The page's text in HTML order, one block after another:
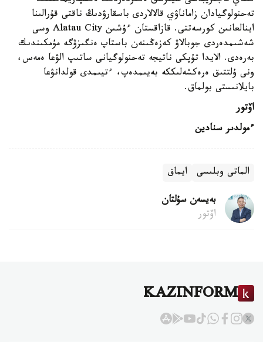
تەحنولوگيادان زاماناۋي قالالاردى باسقارۋدىڭ ناقتى قۇرالىنا
اينالعانىن كورسەتتى. قازاقستان ءۇشىن Alatau City وسى
شەشىمدەردى جوبالاۋ كەزەڭىنەن باستاپ ەنگىزۋگە مۇمكىندىك
بەرەدى. الايدا تۇپكى ناتيجە تەحنولوگيانى ساتىپ الۋعا ەمەس،
ونى ۇلتتىق ەرەكشەلىككە بەيىمدەپ، ءتيىمدى قولدانۋعا
بايلانىستى بولماق.
اۆتور
ءمولدىر سنادين
الماتى وبلىسى ايماق
بەيسەن سۇلتان
اۆتور
KAZINFORM